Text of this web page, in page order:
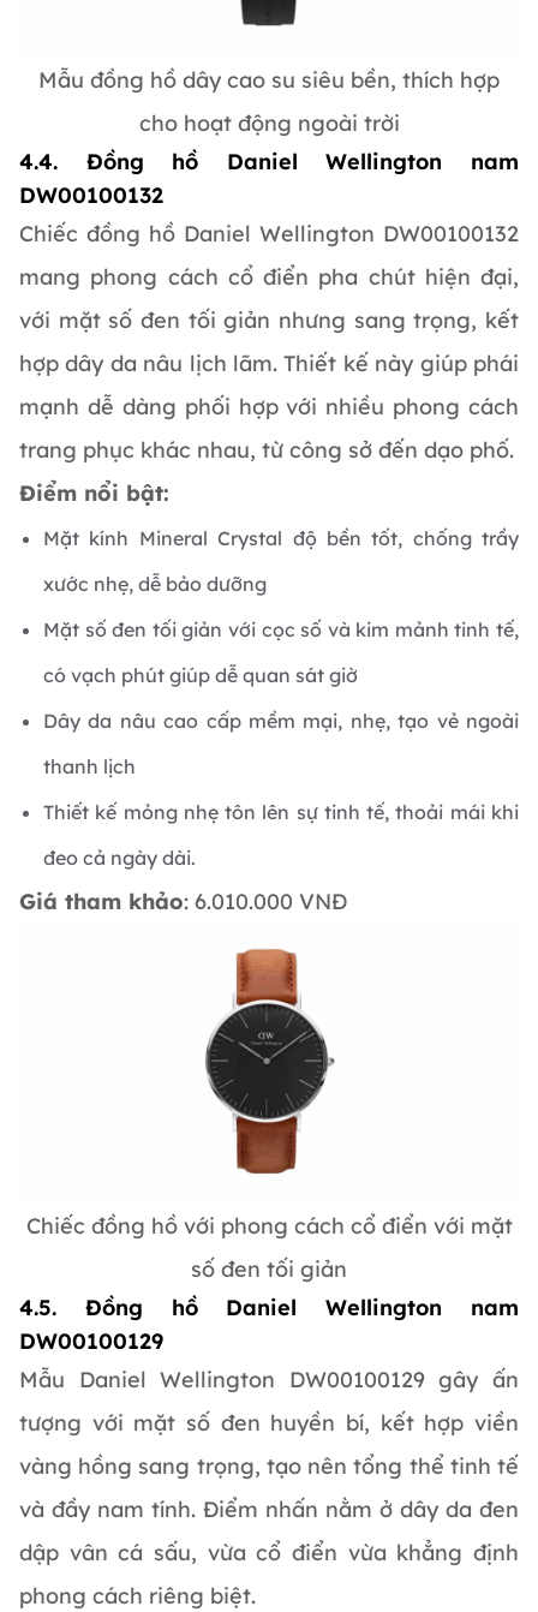
Mẫu đồng hồ dây cao su siêu bền, thích hợp
cho hoạt động ngoài trời
4.4. Đồng hồ Daniel Wellington nam
DW00100132
Chiếc đồng hồ Daniel Wellington DW00100132
mang phong cách cổ điển pha chút hiện đại,
với mặt số đen tối giản nhưng sang trọng, kết
hợp dây da nâu lịch lãm. Thiết kế này giúp phái
mạnh dễ dàng phối hợp với nhiều phong cách
trang phục khác nhau, từ công sở đến dạo phố.
Điểm nổi bật:
Mặt kính Mineral Crystal độ bền tốt, chống trầy
xước nhẹ, dễ bảo dưỡng
Mặt số đen tối giản với cọc số và kim mảnh tinh tế,
có vạch phút giúp dễ quan sát giờ
Dây da nâu cao cấp mềm mại, nhẹ, tạo vẻ ngoài
thanh lịch
Thiết kế mỏng nhẹ tôn lên sự tinh tế, thoải mái khi
đeo cả ngày dài.
Giá tham khảo: 6.010.000 VNĐ
Chiếc đồng hồ với phong cách cổ điển với mặt
số đen tối giản
4.5. Đồng hồ Daniel Wellington nam
DW00100129
Mẫu Daniel Wellington DW00100129 gây ấn
tượng với mặt số đen huyền bí, kết hợp viền
vàng hồng sang trọng, tạo nên tổng thể tinh tế
và đầy nam tính. Điểm nhấn nằm ở dây da đen
dập vân cá sấu, vừa cổ điển vừa khẳng định
phong cách riêng biệt.